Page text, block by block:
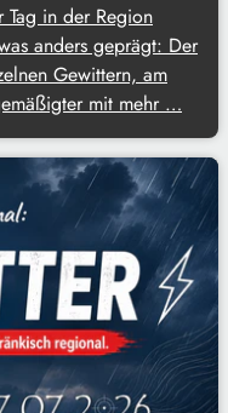
in der Region
anders geprägt: Der
Gewittern, am
mit mehr …